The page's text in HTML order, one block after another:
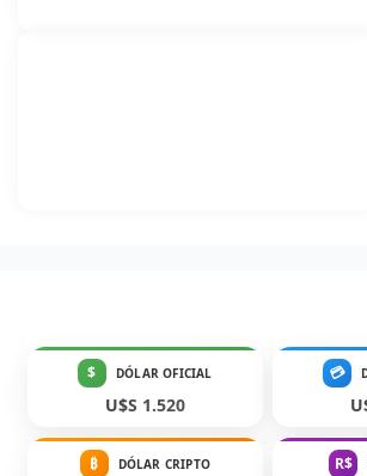
$ DÓLAR OFICIAL
U$S 1.520
💳
₿ DÓLAR CRIPTO R$